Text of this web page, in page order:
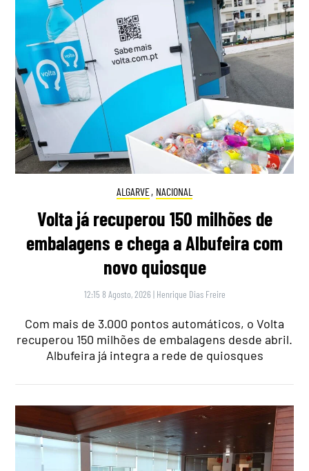
ALGARVE, NACIONAL
Volta já recuperou 150 milhões de
embalagens e chega a Albufeira com
novo quiosque
12:15 8 Agosto, 2026 | Henrique Dias Freire
Com mais de 3.000 pontos automáticos, o Volta
recuperou 150 milhões de embalagens desde abril.
Albufeira já integra a rede de quiosques